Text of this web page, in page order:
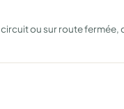
ou sur route